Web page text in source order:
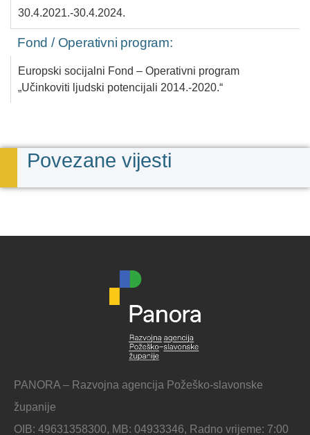
30.4.2021.-30.4.2024.
Fond / Operativni program:
Europski socijalni Fond – Operativni program
„Učinkoviti ljudski potencijali 2014.-2020.“
Povezane vijesti
PANORA – Razvojna agencija Požeško-slavonske
županije
OIB: 49631358300, MB: 04933346, Radno vrijeme: 7:00